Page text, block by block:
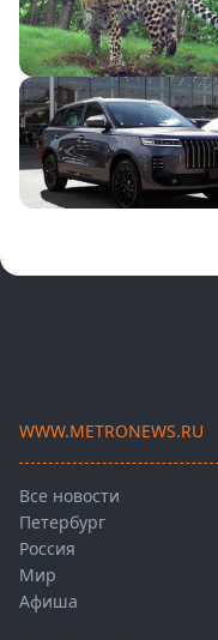
WWW.METRONEWS.RU
Все новости
Петербург
Россия
Мир
Афиша